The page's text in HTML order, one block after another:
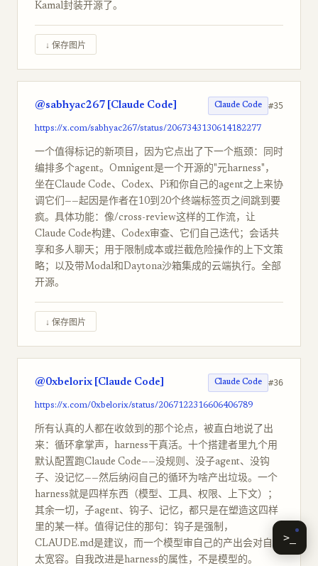
Kamal封装开源了。
↓ 保存图片
@sabhyac267 [Claude Code] Claude Code #35
https://x.com/sabhyac267/status/2067343130614182277
一个值得标记的新项目，因为它点出了下一个瓶颈：同时
编排多个agent。Omnigent是一个开源的"元harness"，
坐在Claude Code、Codex、Pi和你自己的agent之上来协
调它们——起因是作者在10到20个终端标签页之间跳到要
疯。具体功能：像/cross-review这样的工作流，让
Claude Code构建、Codex审查、它们自己迭代；会话共
享和多人聊天；用于限制成本或拦截危险操作的上下文策
略；以及带Modal和Daytona沙箱集成的云端执行。全部
开源。
↓ 保存图片
@0xbelorix [Claude Code] Claude Code #36
https://x.com/0xbelorix/status/2067122316606406789
所有认真的人都在收敛到的那个论点，被直白地说了出
来：循环拿掌声，harness干真活。十个搭建者里九个用
默认配置跑Claude Code——没规则、没子agent、没钩
子、没记忆——然后纳闷自己的循环为啥产出垃圾。一个
harness就是四样东西（模型、工具、权限、上下文）；
其余一切，子agent、钩子、记忆，都只是在塑造这四样
里的某一样。值得记住的那句：钩子是强制，
CLAUDE.md是建议，而一个模型审自己的产出会对自己
太宽容。自我改进是harness的属性，不是模型的。
>_